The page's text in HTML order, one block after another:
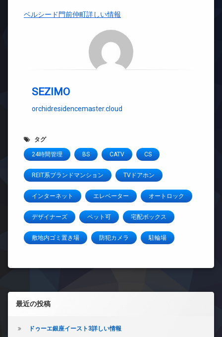
ベルシード門前仲町詳しい情報
SEZIMO
orchidresidencemaster.cloud
タグ
24時間管理 BS CATV CS
REIT系ブランドマンション TVドアホン
インターネット エレベーター オートロック
デザイナーズ ペット可 宅配ボックス
敷地内ゴミ置き場 防犯カメラ 駐輪場
左サイドバー
最近の投稿
ドゥーエ銀座イースト3詳しい情報